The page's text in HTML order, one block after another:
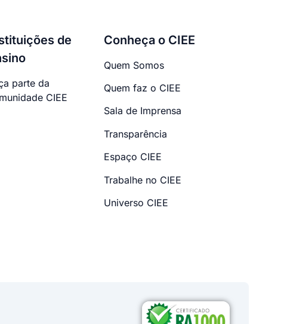
de
parte da
CIEE
Conheça o CIEE
Quem Somos
Quem faz o CIEE
Sala de Imprensa
Transparência
Espaço CIEE
Trabalhe no CIEE
Universo CIEE